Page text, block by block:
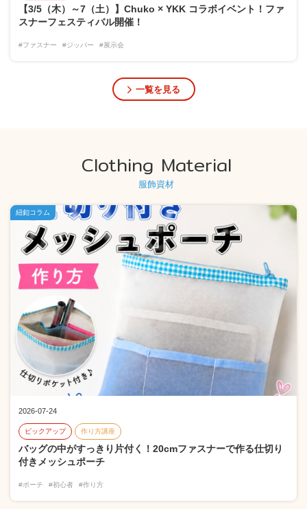
【3/5（木）～7（土）】Chuko × YKK コラボイベント！ファ
スナーフェスティバル開催！
#ファスナー #ジッパー #展示会
一覧を見る
Clothing Material
服飾資材
2026-07-24
ピックアップ 作り方講座
バッグの中がすっきり片付く！20cmファスナーで作る仕切り
付きメッシュポーチ
#ポーチ #初心者 #作り方
紐釦コラム